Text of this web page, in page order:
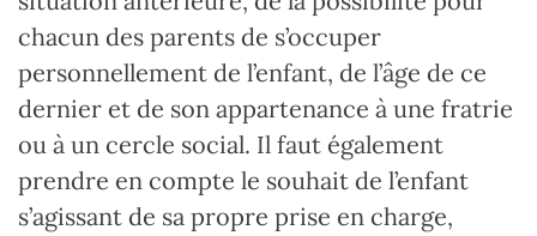
chacun des parents de s’occuper
personnellement de l’enfant, de l’âge de ce
dernier et de son appartenance à une fratrie
ou à un cercle social. Il faut également
prendre en compte le souhait de l’enfant
s’agissant de sa propre prise en charge,